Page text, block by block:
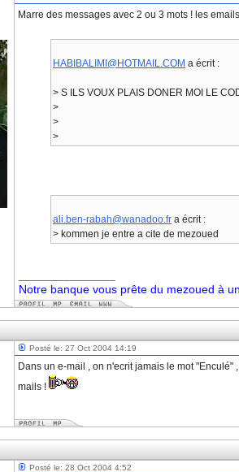
Marre des messages avec 2 ou 3 mots ! les
HABIBALIMI@HOTMAIL.COM a écrit :
> S ILS VOUX PLAIS DONER MOI LE
>
>
>
ali.ben-rabah@wanadoo.fr a écrit :
> kommen je entre a cite de mezoued
Notre banque vous prête du mezoued à
Posté le: 27 Oct 2004 14:19
Dans un e-mail , on n'ecrit jamais le mot
mails !
Posté le: 28 Oct 2004 4:52